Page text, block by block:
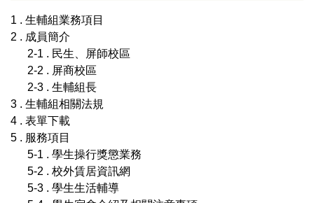
1 . 生輔組業務項目
2 . 成員簡介
2-1 . 民生、屏師校區
2-2 . 屏商校區
2-3 . 生輔組長
3 . 生輔組相關法規
4 . 表單下載
5 . 服務項目
5-1 . 學生操行獎懲業務
5-2 . 校外賃居資訊網
5-3 . 學生生活輔導